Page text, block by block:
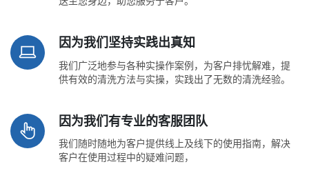
因为我们坚持实践出真知
我们广泛地参与各种实操作案例，为客户排忧解难，提
供有效的清洗方法与实操，实践出了无数的清洗经验。
因为我们有专业的客服团队
我们随时随地为客户提供线上及线下的使用指南，解决
客户在使用过程中的疑难问题，